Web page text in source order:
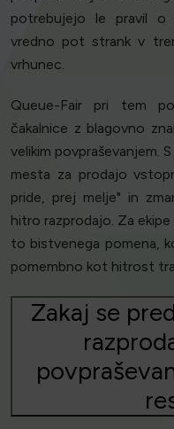
potrebujejo le pravil o
vredno pot strank v
vrhunec.
Queue-Fair pri tem
čakalnice z blagovno
velikim povpraševanjem.
mesta za prodajo
pride, prej melje" in
hitro razprodajo. Za
to bistvenega pomena,
pomembno kot hitrost
Zakaj se